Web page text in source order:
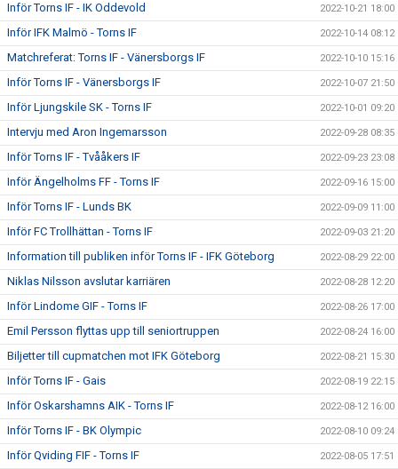
Inför Torns IF - IK Oddevold 2022-10-21 18:00
Inför IFK Malmö - Torns IF 2022-10-14 08:12
Matchreferat: Torns IF - Vänersborgs IF 2022-10-10 15:16
Inför Torns IF - Vänersborgs IF 2022-10-07 21:50
Inför Ljungskile SK - Torns IF 2022-10-01 09:20
Intervju med Aron Ingemarsson 2022-09-28 08:35
Inför Torns IF - Tvååkers IF 2022-09-23 23:08
Inför Ängelholms FF - Torns IF 2022-09-16 15:00
Inför Torns IF - Lunds BK 2022-09-09 11:00
Inför FC Trollhättan - Torns IF 2022-09-03 21:20
Information till publiken inför Torns IF - IFK Göteborg 2022-08-29 22:00
Niklas Nilsson avslutar karriären 2022-08-28 12:20
Inför Lindome GIF - Torns IF 2022-08-26 17:00
Emil Persson flyttas upp till seniortruppen 2022-08-24 16:00
Biljetter till cupmatchen mot IFK Göteborg 2022-08-21 15:30
Inför Torns IF - Gais 2022-08-19 22:15
Inför Oskarshamns AIK - Torns IF 2022-08-12 16:00
Inför Torns IF - BK Olympic 2022-08-10 09:24
Inför Qviding FIF - Torns IF 2022-08-05 17:51